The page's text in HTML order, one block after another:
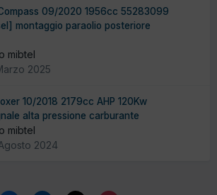
09/2020 1956cc 55283099
montaggio paraolio posteriore
mibtel
2025
10/2018 2179cc AHP 120Kw
alta pressione carburante
mibtel
2024